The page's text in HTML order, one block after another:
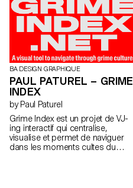
BA DESIGN GRAPHIQUE
PAUL PATUREL – GRIME
INDEX
by Paul Paturel
Grime Index est un projet de VJ-
ing interactif qui centralise,
visualise et permet de naviguer
dans les moments cultes du